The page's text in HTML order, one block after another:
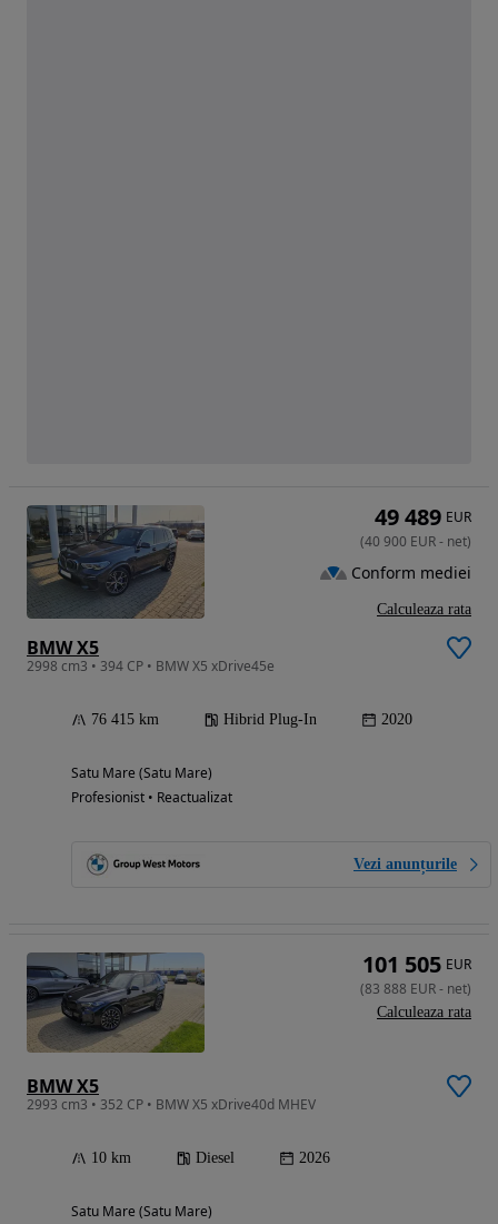
BMW X5
2998 cm3 • 394 CP • BMW X5 xDrive45e
76 415 km Hibrid Plug-In 2020
Satu Mare (Satu Mare)
Profesionist • Reactualizat
Vezi anunțurile
49 489 EUR
(40 900 EUR- net)
Conform mediei
Calculeaza rata
BMW X5
2993 cm3 • 352 CP • BMW X5 xDrive40d MHEV
10 km Diesel 2026
Satu Mare (Satu Mare)
101 505 EUR
(83 888 EUR- net)
Calculeaza rata